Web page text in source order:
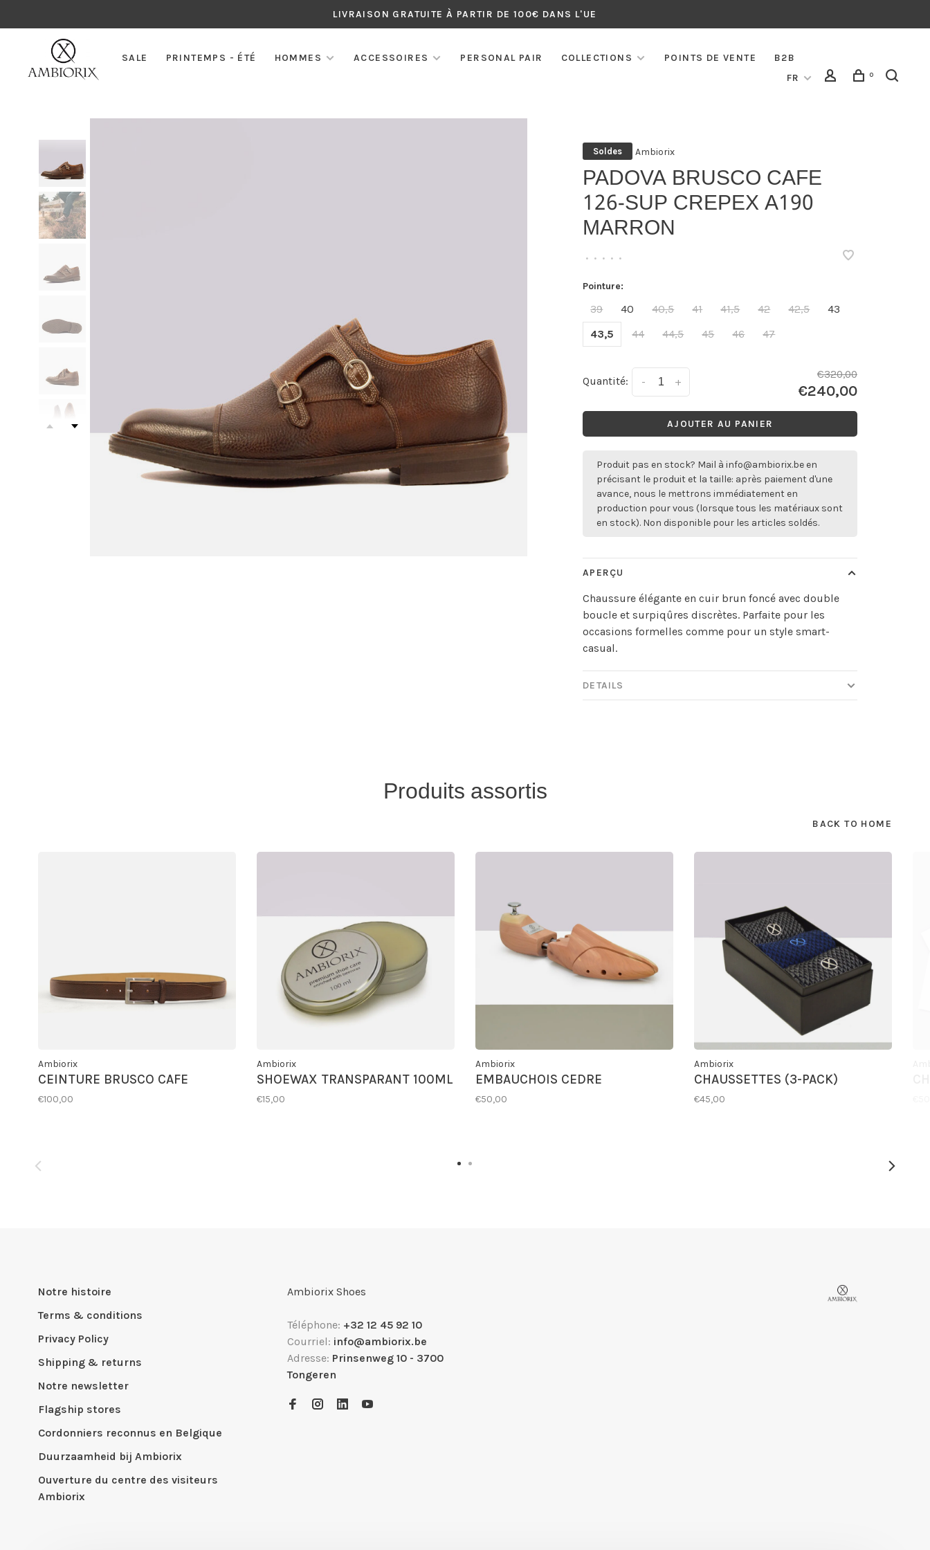
LIVRAISON GRATUITE À PARTIR DE 100€ DANS L'UE
SALE PRINTEMPS - ÉTÉ HOMMES ACCESSOIRES PERSONAL PAIR COLLECTIONS POINTS DE VENTE
B2B
FR
0
Soldes Ambiorix
PADOVA BRUSCO CAFE
126-SUP CREPEX A190
MARRON
• • • • •
Pointure:
39 40 40,5 41 41,5 42 42,5
43
43,5
44 44,5 45 46 47
Quantité: +
-
€320,00
€240,00
AJOUTER AU PANIER
Produit pas en stock? Mail àinfo@ambiorix.be en
précisant le produit et la taille: après paiement d'une
avance, nous le mettrons immédiatement en
production pour vous (lorsque tous les matériaux sont
en stock). Non disponible pour les articles soldés.
APERÇU
Chaussure élégante en cuir brun foncé avec double
boucle et surpiqûres discrètes. Parfaite pour les
occasions formelles comme pour un style smart-
casual.
DETAILS
Produits assortis
BACK TO HOME
Ambiorix
CEINTURE BRUSCO CAFE
€100,00
Ambiorix
SHOEWAX TRANSPARANT 100ML
€15,00
Ambiorix
EMBAUCHOIS CEDRE
€50,00
Ambiorix
CHAUSSETTES (3-PACK)
€45,00
Notre histoire
Terms & conditions
Privacy Policy
Shipping & returns
Notre newsletter
Flagship stores
Cordonniers reconnus en Belgique
Duurzaamheid bij Ambiorix
Ouverture du centre des visiteurs
Ambiorix
Ambiorix Shoes
Téléphone: +32 12 45 92 10
Courriel: info@ambiorix.be
Adresse: Prinsenweg 10 - 3700
Tongeren